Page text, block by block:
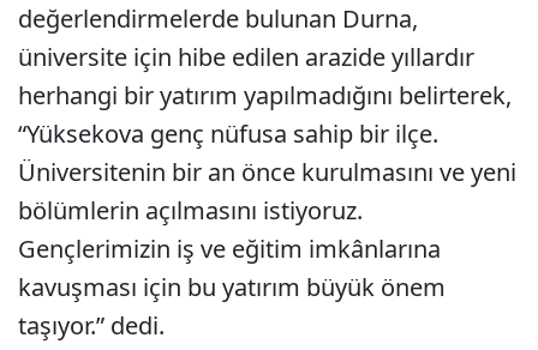
değerlendirmelerde bulunan Durna,
üniversite için hibe edilen arazide yıllardır
herhangi bir yatırım yapılmadığını belirterek,
“Yüksekova genç nüfusa sahip bir ilçe.
Üniversitenin bir an önce kurulmasını ve yeni
bölümlerin açılmasını istiyoruz.
Gençlerimizin iş ve eğitim imkânlarına
kavuşması için bu yatırım büyük önem
taşıyor.” dedi.